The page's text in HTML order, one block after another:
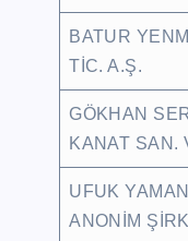
BATUR
TİC. A.Ş.
GÖKHAN
KANAT SAN.
UFUK
ANONİM